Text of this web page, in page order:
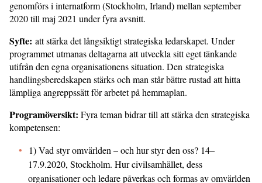
genomförs i internatform (Stockholm, Irland) mellan september
2020 till maj 2021 under fyra avsnitt.
Syfte: att stärka det långsiktigt strategiska ledarskapet. Under
programmet utmanas deltagarna att utveckla sitt eget tänkande
utifrån den egna organisationens situation. Den strategiska
handlingsberedskapen stärks och man står bättre rustad att hitta
lämpliga angreppssätt för arbetet på hemmaplan.
Programöversikt: Fyra teman bidrar till att stärka den strategiska
kompetensen:
1) Vad styr omvärlden – och hur styr den oss? 14–
17.9.2020, Stockholm. Hur civilsamhället, dess
organisationer och ledare påverkas och formas av omvärlden